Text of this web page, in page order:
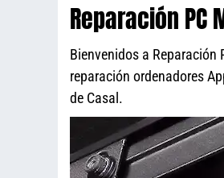
Reparación PC
Bienvenidos a Reparación
reparación ordenadores
de Casal.